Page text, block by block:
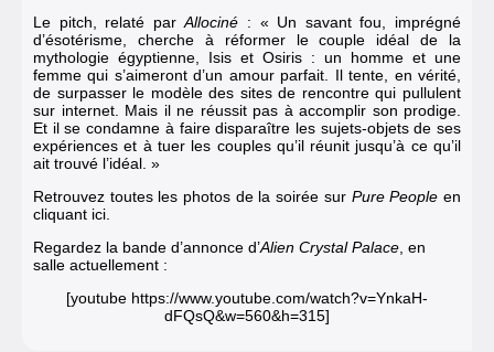
Le pitch, relaté parAllociné : « Un savant fou, imprégné
d’ésotérisme, cherche à réformer le couple idéal de la
mythologie égyptienne, Isis et Osiris : un homme et une
femme qui s’aimeront d’un amour parfait. Il tente, en vérité,
de surpasser le modèle des sites de rencontre qui pullulent
sur internet. Mais il ne réussit pas à accomplir son prodige.
Et il se condamne à faire disparaître les sujets-objets de ses
expériences et à tuer les couples qu’il réunit jusqu’à ce qu’il
ait trouvé l’idéal. »
Retrouvez toutes les photos de la soirée sur Pure People en
cliquant ici.
Regardez la bande d’annonce d’Alien Crystal Palace, en
salle actuellement :
[youtube https://www.youtube.com/watch?v=YnkaH-
dFQsQ&w=560&h=315]